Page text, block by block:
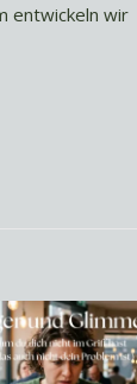
entwickeln